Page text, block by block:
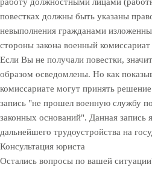
повестках должны быть указаны
невыполнения гражданами
стороны закона военный
Если Вы не получали повестки,
образом осведомлены. Но как
комиссариате могут принять
запись "не прошел военную службу
законных оснований". Данная запись
дальнейшего трудоустройства на
Консультация юриста
Остались вопросы по вашей